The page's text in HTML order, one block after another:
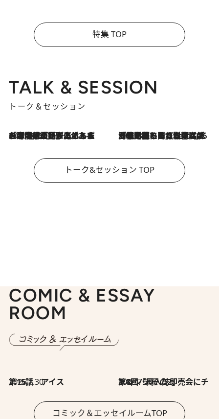
特集 TOP
TALK & SESSION
トーク＆セッション
2026.8.3
「今後値上げがあるとすれば…」「リスクがあるのは今年の冬」エネルギー専門家が語る、ホルムズ海峡封鎖が家庭にもたらす“ある心配” 2026.8.3
「住宅建てられない…」「サーチャージ料の高値が続いている」ホルムズ海峡封鎖による影響はいつまで続く？《エネルギー専門家に聞く“どうなる日本の暮らし”》
トーク&セッション TOP
COMIC & ESSAY
ROOM
2026.7.30
第15話 アイス 2026.7.30
第8回「同人誌即売会にチャレンジ その2」
コミック＆エッセイルームTOP